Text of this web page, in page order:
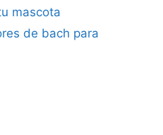
mascota
de bach para